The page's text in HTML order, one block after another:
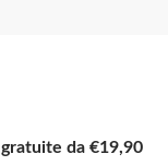
gratuite da €19,90